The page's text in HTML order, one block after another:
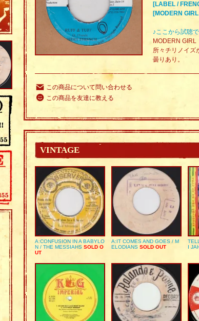
[LABEL /
[MODERN
♪ここから試聴
MODERN GIRL
所々チリノイズ
曇りあり。
この商品について問い合わせる
この商品を友達に教える
VINTAGE
A:CONFUSION IN A BABYLO
N / THE MESSIAHS SOLD O
UT
A:IT COMES AND GOES / M
ELODIANS SOLD OUT
I